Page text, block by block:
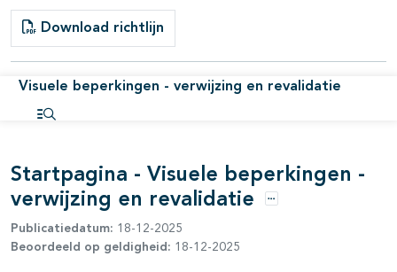
Download richtlijn
Visuele beperkingen - verwijzing en revalidatie
open- en dichtklappen
Startpagina - Visuele beperkingen -
verwijzing en revalidatie
Opties
Publicatiedatum: 18-12-2025
Beoordeeld op geldigheid: 18-12-2025